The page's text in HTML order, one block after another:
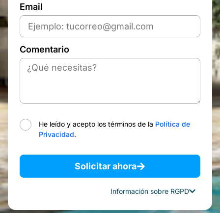
Email
Comentario
He leído y acepto los términos de la Política de
Privacidad.
Solicitar ahora
Información sobre RGPD